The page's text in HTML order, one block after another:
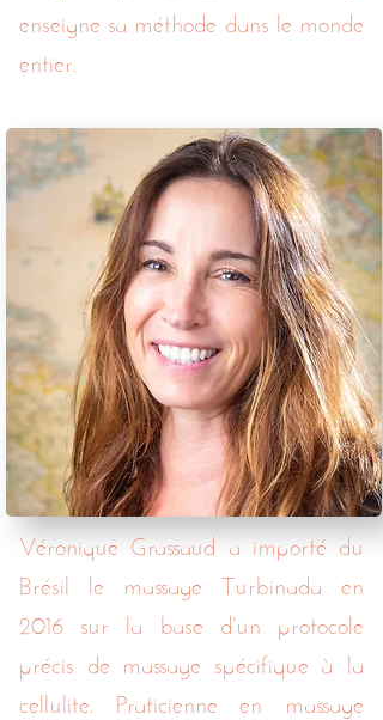
enseigne sa méthode dans le monde
entier.
Véronique Grassaud a importé du
Brésil le massage Turbinada en
2016 sur la base d’un protocole
précis de massage spécifique à la
cellulite . Praticienne en massage